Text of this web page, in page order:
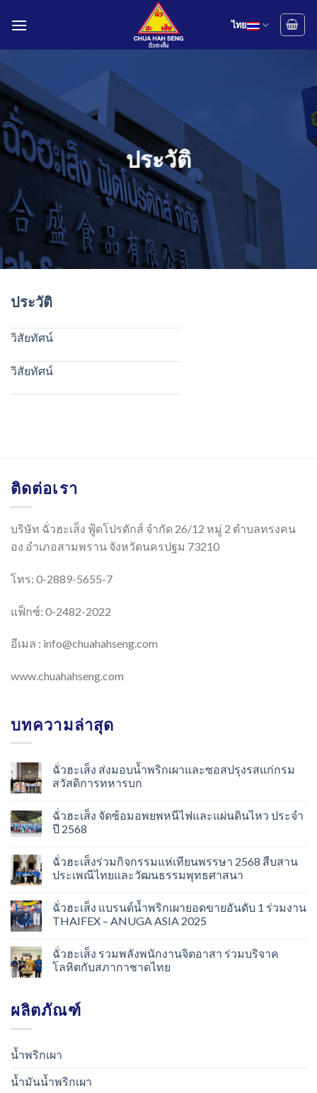
ไทย
ประวัติ
ประวัติ
วิสัยทัศน์
วิสัยทัศน์
ติดต่อเรา
บริษัท ฉั่วฮะเส็ง ฟู้ดโปรดักส์ จำกัด 26/12 หมู่ 2 ตำบลทรงคน
อง อำเภอสามพราน จังหวัดนครปฐม 73210
โทร: 0-2889-5655-7
แฟ็กซ์: 0-2482-2022
อีเมล : info@chuahahseng.com
www.chuahahseng.com
บทความล่าสุด
ฉั่วฮะเส็ง ส่งมอบน้ำพริกเผาและซอสปรุงรสแก่กรม
สวัสดิการทหารบก
ฉั่วฮะเส็ง จัดซ้อมอพยพหนีไฟและแผ่นดินไหว ประจำ
ปี 2568
ฉั่วฮะเส็งร่วมกิจกรรมแห่เทียนพรรษา 2568 สืบสาน
ประเพณีไทยและวัฒนธรรมพุทธศาสนา
ฉั่วฮะเส็ง แบรนด์น้ำพริกเผายอดขายอันดับ 1 ร่วมงาน
THAIFEX – ANUGA ASIA 2025
ฉั่วฮะเส็ง รวมพลังพนักงานจิตอาสา ร่วมบริจาค
โลหิตกับสภากาชาดไทย
ผลิตภัณฑ์
น้ำพริกเผา
น้ำมันน้ำพริกเผา